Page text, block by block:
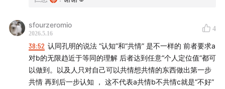
00:09:55｜对残障者的打量为什么会不礼貌？
00:13:15 ｜为什么有人残障这个状态会恐惧？
00:19:00｜拒绝残障的身体是在拒绝存在的不确定性
sfourzeromio
2026.5.16
4
38:52 认同孔明的说法 “认知”和“共情” 是不一样的 前者要求a
对b的无限趋近于等同的理解 后者达到任意“个人定位值”都可
以做到。以及人只对自己可以共情想共情的东西做出第一步
共情 再到后一步认知 ， 这不代表a共情b不共情c就是“不好”